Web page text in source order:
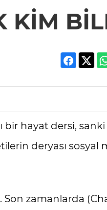
KİM
bir hayat dersi,
deryası sosyal
zamanlarda